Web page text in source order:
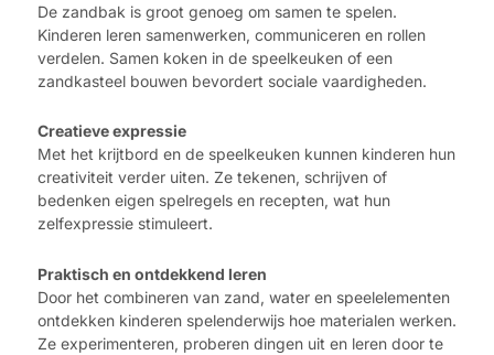
De zandbak is groot genoeg om samen te spelen.
Kinderen leren samenwerken, communiceren en rollen
verdelen. Samen koken in de speelkeuken of een
zandkasteel bouwen bevordert sociale vaardigheden.
Creatieve expressie
Met het krijtbord en de speelkeuken kunnen kinderen hun
creativiteit verder uiten. Ze tekenen, schrijven of
bedenken eigen spelregels en recepten, wat hun
zelfexpressie stimuleert.
Praktisch en ontdekkend leren
Door het combineren van zand, water en speelelementen
ontdekken kinderen spelenderwijs hoe materialen werken.
Ze experimenteren, proberen dingen uit en leren door te